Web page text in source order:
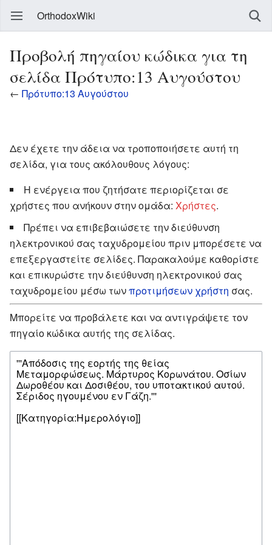
OrthodoxWiki
Προβολή πηγαίου κώδικα για τη
σελίδα Πρότυπο:13 Αυγούστου
← Πρότυπο:13 Αυγούστου
Δεν έχετε την άδεια να τροποποιήσετε αυτή τη
σελίδα, για τους ακόλουθους λόγους:
Η ενέργεια που ζητήσατε περιορίζεται σε
χρήστες που ανήκουν στην ομάδα: Χρήστες.
Πρέπει να επιβεβαιώσετε την διεύθυνση
ηλεκτρονικού σας ταχυδρομείου πριν μπορέσετε να
επεξεργαστείτε σελίδες. Παρακαλούμε καθορίστε
και επικυρώστε την διεύθυνση ηλεκτρονικού σας
ταχυδρομείου μέσω τωνπροτιμήσεων χρήστη σας.
Μπορείτε να προβάλετε και να αντιγράψετε τον
πηγαίο κώδικα αυτής της σελίδας.